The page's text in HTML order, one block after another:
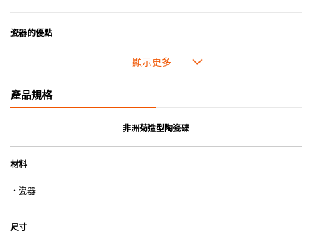
瓷器的優點
• 耐熱性極佳，適用於微波爐，也可放入焗爐，耐熱程度高達260℃。
• 可用於洗碗機。
• 合乎食用安全的塗層表面，幾乎不黏，食物容易脫落，清洗方便。
*不可直接用於熱源上
產品規格
非洲菊造型陶瓷碟
材料
・瓷器
尺寸